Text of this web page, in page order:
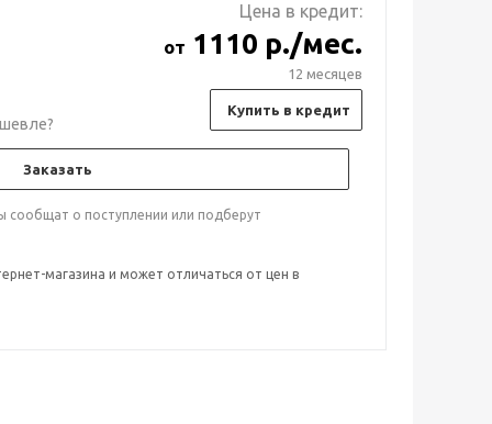
Цена в кредит:
от 1110 р./мес.
12 месяцев
Купить в кредит
Заказать
сообщат о поступлении или подберут
магазина и может отличаться от цен в